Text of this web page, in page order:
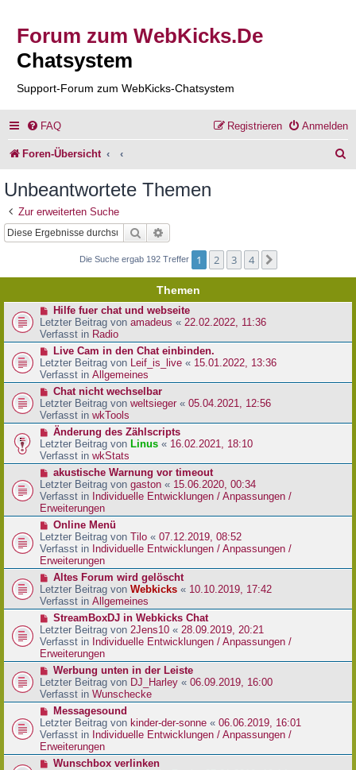
Forum zum WebKicks.De
Chatsystem
Support-Forum zum WebKicks-Chatsystem
FAQ Anmelden
Registrieren
Foren-Übersicht
Unbeantwortete Themen
Zur erweiterten Suche
Suche
Die Suche ergab 192 Treffer 1 2 3 4
Themen
N
e
u
e
r
B
e
t
r
a
g
Hilfe fuer chat und webseite
Letzter Beitrag von amadeus « 22.02.2022, 11:36
Verfasst in Radio
N
e
u
e
r
B
e
t
r
a
g
Live Cam in den Chat einbinden.
Letzter Beitrag von Leif_is_live « 15.01.2022, 13:36
Verfasst in Allgemeines
N
e
u
e
r
B
e
t
r
a
g
Chat nicht wechselbar
Letzter Beitrag von weltsieger « 05.04.2021, 12:56
Verfasst in wkTools
N
e
u
e
r
B
e
i
r
a
g
Änderung des Zählscripts
Letzter Beitrag von Linus « 16.02.2021, 18:10
Verfasst in wkStats
N
e
u
e
r
B
e
i
t
a
g
akustische Warnung vor timeout
Letzter Beitrag von gaston « 15.06.2020, 00:34
Verfasst in Individuelle Entwicklungen / Anpassungen /
Erweiterungen
N
e
u
e
r
B
e
i
r
a
g
Online Menü
Letzter Beitrag von Tilo « 07.12.2019, 08:52
Verfasst in Individuelle Entwicklungen / Anpassungen /
Erweiterungen
N
e
u
e
r
B
e
i
r
a
g
Altes Forum wird gelöscht
Letzter Beitrag von Webkicks « 10.10.2019, 17:42
Verfasst in Allgemeines
N
e
u
e
r
B
e
i
r
a
g
StreamBoxDJ in Webkicks Chat
Letzter Beitrag von 2Jens10 « 28.09.2019, 20:21
Verfasst in Individuelle Entwicklungen / Anpassungen /
Erweiterungen
N
e
u
e
r
B
e
i
Werbung unten in der Leiste
Letzter Beitrag von DJ_Harley « 06.09.2019, 16:00
Verfasst in Wunschecke
N
e
u
e
r
Messagesound
Letzter Beitrag von kinder-der-sonne « 06.06.2019, 16:01
Verfasst in Individuelle Entwicklungen / Anpassungen /
Erweiterungen
NWunschbox verlinken